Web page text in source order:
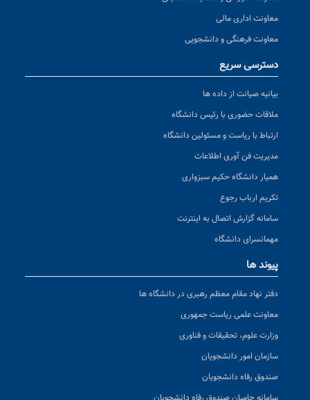
معاونت اداری مالی
معاونت فرهنگی و دانشجویی
دسترسی سریع
بیانیه صیانت از داده ها
ملاقات حضوری با رئیس دانشگاه
ارتباط با ریاست و مسئولین دانشگاه
مدیریت فن آوری اطلاعات
همیار دانشگاه حکیم سبزواری
تکریم ارباب رجوع
سامانه گزارش اتصال به اینترنت
مهمانسرای دانشگاه
پیوند ها
دفتر نهاد مقام معظم رهبری در دانشگاه ها
معاونت علمی ریاست جمهوری
وزارت علوم، تحقیقات و فناوری
سازمان امور دانشجویان
صندوق رفاه دانشجویان